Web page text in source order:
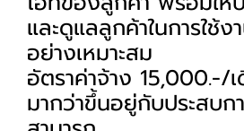
และดูแลลูกค้าในการใช้
อย่างเหมาะสม
อัตราค่าจ้าง 15,000.-/
มากว่าขึ้นอยู่กับประสบก